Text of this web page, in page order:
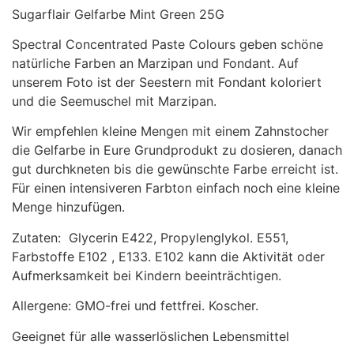
Sugarflair Gelfarbe Mint Green 25G
Spectral Concentrated Paste Colours geben schöne
natürliche Farben an Marzipan und Fondant. Auf
unserem Foto ist der Seestern mit Fondant koloriert
und die Seemuschel mit Marzipan.
Wir empfehlen kleine Mengen mit einem Zahnstocher
die Gelfarbe in Eure Grundprodukt zu dosieren, danach
gut durchkneten bis die gewünschte Farbe erreicht ist.
Für einen intensiveren Farbton einfach noch eine kleine
Menge hinzufügen.
Zutaten: Glycerin E422, Propylenglykol. E551,
Farbstoffe E102 , E133. E102 kann die Aktivität oder
Aufmerksamkeit bei Kindern beeinträchtigen.
Allergene: GMO-frei und fettfrei. Koscher.
Geeignet für alle wasserlöslichen Lebensmittel